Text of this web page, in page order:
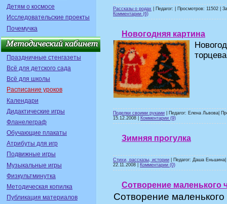
Детям о космосе
Исследовательские проекты
Почемучка
Праздничные стенгазеты
Всё для детского сада
Всё для школы
Расписание уроков
Календари
Дидактические игры
Фланелеграф
Обучающие плакаты
Атрибуты для игр
Подвижные игры
Музыкальные игры
Физкультминутка
Методическая копилка
Публикация материалов
Рассказы о родах | Педагог: | Просмотров: 11502 |
Комментарии (6)
Новогодняя картина
Поделки своими руками | Педагог: Елена Львова|
15.12.2008
Комментарии (9)
Зимняя прогулка
Стихи, рассказы, истории | Педагог: Даша
22.11.2008
Комментарии (0)
Сотворение маленького
Сотворение